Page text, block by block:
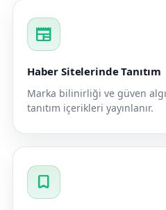
newspaper
Haber Sitelerinde Tanıtım
Marka bilinirliği ve güven
tanıtım içerikleri yayınlanır.
bookmark